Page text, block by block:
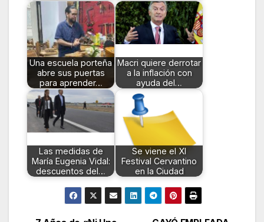
Una escuela porteña
abre sus puertas
para aprender…
Macri quiere derrotar
a la inflación con
ayuda del…
Las medidas de
María Eugenia Vidal:
descuentos del…
Se viene el XI
Festival Cervantino
en la Ciudad